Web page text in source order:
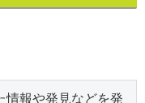
情報や発見などを発